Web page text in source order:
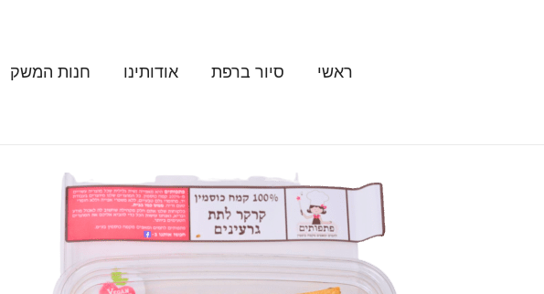
ראשי
סיור ברפת אודותינו חנות המשק